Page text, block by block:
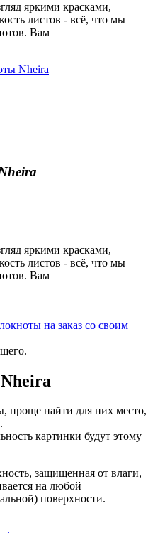
яркими красками,
листов - всё, что мы
Вам
яркими красками,
листов - всё, что мы
Вам
на заказ со своим
проще найти для них место,
картинки будут этому
защищенная от влаги,
на любой
поверхности.